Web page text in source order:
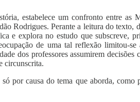
estabelece um confronto entre as
Rodrigues. Perante a leitura do
e explora no estudo que subscreve,
de uma tal reflexão limitou-
dos professores assumirem
circunscrita.
por causa do tema que aborda,